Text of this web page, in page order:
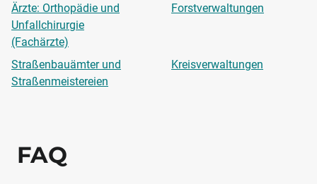
Ärzte: Orthopädie und
Unfallchirurgie
(Fachärzte)
Forstverwaltungen
Straßenbauämter und
Straßenmeistereien
Kreisverwaltungen
FAQ